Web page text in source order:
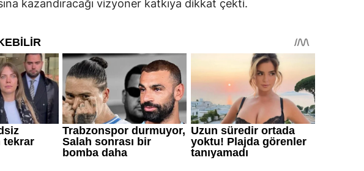
kazandıracağı vizyoner katkıya dikkat çekti.